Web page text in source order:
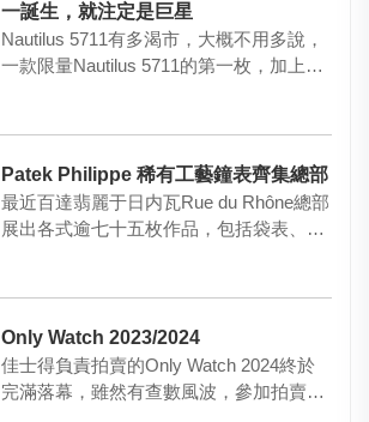
一誕生，就注定是巨星
Nautilus 5711有多渴市，大概不用多說，
一款限量Nautilus 5711的第一枚，加上
Patek Philippe 稀有工藝鐘表齊集總部
最近百達翡麗于日内瓦Rue du Rhône總部
展出各式逾七十五枚作品，包括袋表、腕
Only Watch 2023/2024
佳士得負責拍賣的Only Watch 2024終於
完滿落幕，雖然有查數風波，參加拍賣鐘